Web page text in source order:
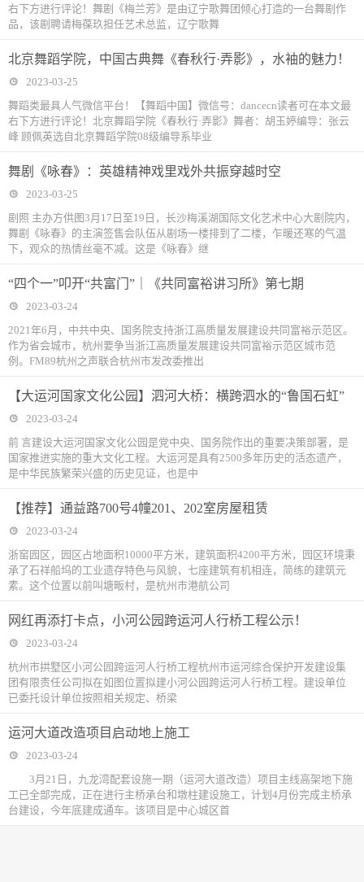
右下方进行评论！舞剧《梅兰芳》是由辽宁歌舞团倾心打造的一台舞剧作
品，该剧聘请梅葆玖担任艺术总监，辽宁歌舞
北京舞蹈学院，中国古典舞《春秋行·弄影》，水袖的魅力！
2023-03-25
舞蹈类最具人气微信平台！【舞蹈中国】微信号：dancecn读者可在本文最
右下方进行评论！北京舞蹈学院《春秋行·弄影》舞者：胡玉婷编导：张云
峰 顾佩英选自北京舞蹈学院08级编导系毕业
舞剧《咏春》：英雄精神戏里戏外共振穿越时空
2023-03-25
剧照 主办方供图3月17日至19日，长沙梅溪湖国际文化艺术中心大剧院内，
舞剧《咏春》的主演签售会队伍从剧场一楼排到了二楼，乍暖还寒的气温
下，观众的热情丝毫不减。这是《咏春》继
“四个一”叩开“共富门”｜《共同富裕讲习所》第七期
2023-03-24
2021年6月，中共中央、国务院支持浙江高质量发展建设共同富裕示范区。
作为省会城市，杭州要争当浙江高质量发展建设共同富裕示范区城市范
例。FM89杭州之声联合杭州市发改委推出
【大运河国家文化公园】泗河大桥：横跨泗水的“鲁国石虹”
2023-03-24
前 言建设大运河国家文化公园是党中央、国务院作出的重要决策部署，是
国家推进实施的重大文化工程。大运河是具有2500多年历史的活态遗产，
是中华民族繁荣兴盛的历史见证，也是中
【推荐】通益路700号4幢201、202室房屋租赁
2023-03-24
浙窑园区，园区占地面积10000平方米，建筑面积4200平方米，园区环境秉
承了石祥船坞的工业遗存特色与风貌，七座建筑有机相连，简练的建筑元
素。这个位置以前叫塘畈村，是杭州市港航公司
网红再添打卡点，小河公园跨运河人行桥工程公示！
2023-03-24
杭州市拱墅区小河公园跨运河人行桥工程杭州市运河综合保护开发建设集
团有限责任公司拟在如图位置拟建小河公园跨运河人行桥工程。建设单位
已委托设计单位按照相关规定、桥梁
运河大道改造项目启动地上施工
2023-03-24
3月21日，九龙湾配套设施一期（运河大道改造）项目主线高架地下施
工已全部完成，正在进行主桥承台和墩柱建设施工，计划4月份完成主桥承
台建设，今年底建成通车。该项目是中心城区首